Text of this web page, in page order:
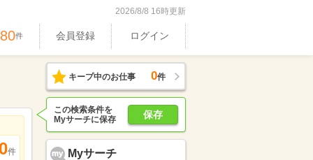
2026/8/8 16時更新
件 会員登録 ログイン
件
キープ中のお仕事 0件
保存
この検索条件を
Myサーチに保存
Myサーチ